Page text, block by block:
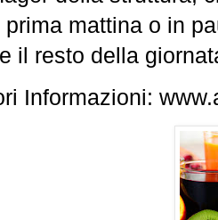
mattina o in
il resto della
Informazioni: